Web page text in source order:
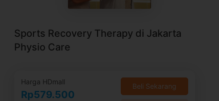
Sports Recovery Therapy di Jakarta
Physio Care
Harga HDmall
Rp579.500
Beli Sekarang